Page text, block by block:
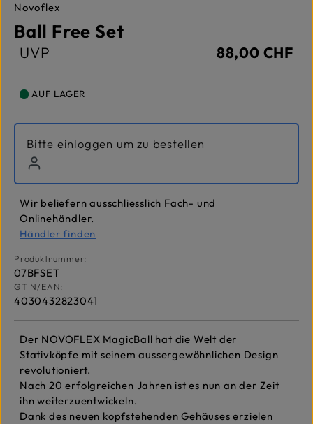
Novoflex
Ball Free Set
UVP 88,00 CHF
AUF LAGER
Bitte einloggen um zu bestellen
Wir beliefern ausschliesslich Fach- und
Onlinehändler.
Händler finden
Produktnummer:
07BFSET
GTIN/EAN:
4030432823041
Der NOVOFLEX MagicBall hat die Welt der
Stativköpfe mit seinem aussergewöhnlichen Design
revolutioniert.
Nach 20 erfolgreichen Jahren ist es nun an der Zeit
ihn weiterzuentwickeln.
Dank des neuen kopfstehenden Gehäuses erzielen